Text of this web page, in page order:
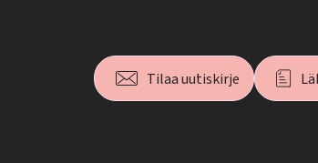
Tilaa uutiskirje